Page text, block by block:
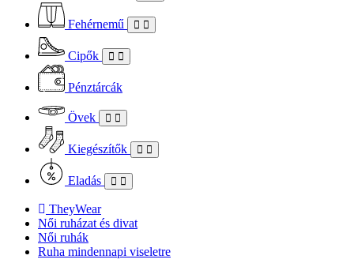
Fehérnemű
Cipők
Pénztárcák
Övek
Kiegészítők
Eladás
TheyWear
Női ruházat és divat
Női ruhák
Ruha mindennapi viseletre